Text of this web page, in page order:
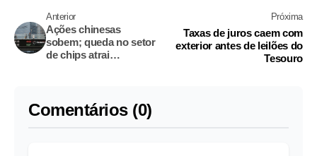
Anterior
Ações chinesas
sobem; queda no setor
de chips atrai
Próxima
Taxas de juros caem com
exterior antes de leilões do
Tesouro
Comentários (0)